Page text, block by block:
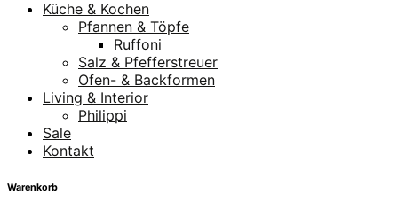
Küche & Kochen
Pfannen & Töpfe
Ruffoni
Salz & Pfefferstreuer
Ofen- & Backformen
Living & Interior
Philippi
Sale
Kontakt
Warenkorb